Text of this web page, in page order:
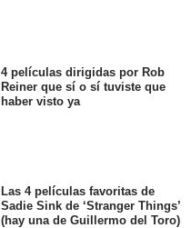
4 películas dirigidas por Rob
Reiner que sí o sí tuviste que
haber visto ya
Las 4 películas favoritas de
Sadie Sink de ‘Stranger Things’
(hay una de Guillermo del Toro)